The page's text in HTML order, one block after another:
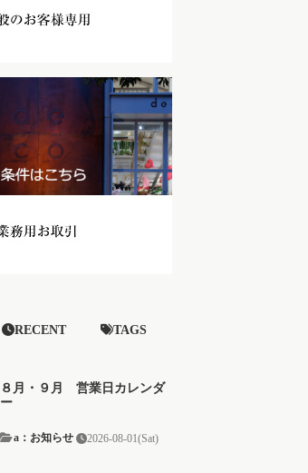
RECENT TAGS
８月・９月 営業日カレンダ
ー
a：お知らせ 2026-08-01(Sat)